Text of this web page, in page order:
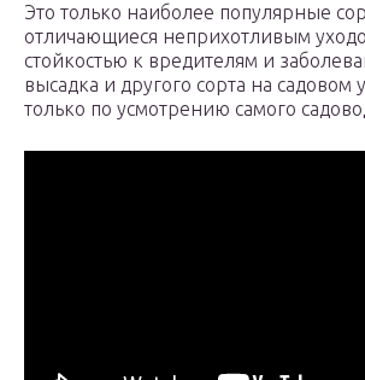
Это только наиболее популярные
отличающиеся неприхотливым
стойкостью к вредителям и
высадка и другого сорта на садовом
только по усмотрению самого